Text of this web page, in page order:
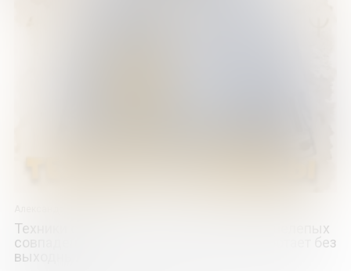
Техники судьбы. О смешных приметах, нелепых
совпадениях и бюро судеб, которое работает без
выходных